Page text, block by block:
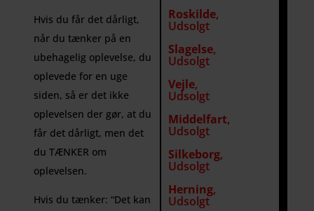
Hvis du får det dårligt,
når du tænker på en
ubehagelig oplevelse, du
oplevede for en uge
siden, så er det ikke
oplevelsen der gør, at du
får det dårligt, men det
du TÆNKER om
oplevelsen.
Hvis du tænker: “Det kan
Roskilde,
Udsolgt
Slagelse,
Udsolgt
Vejle,
Udsolgt
Middelfart,
Udsolgt
Silkeborg,
Udsolgt
Herning,
Udsolgt